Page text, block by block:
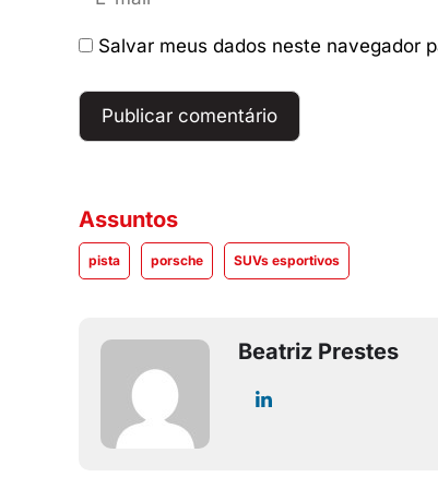
mail
Salvar meus dados neste navegador
Assuntos
pista porsche SUVs esportivos
Beatriz Prestes